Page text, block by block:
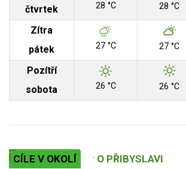
čtvrtek
28 °C 28 °C
Zítra
pátek
27 °C 27 °C
Pozítří
sobota
26 °C 26 °C
CÍLE V OKOLÍ O PŘIBYSLAVI